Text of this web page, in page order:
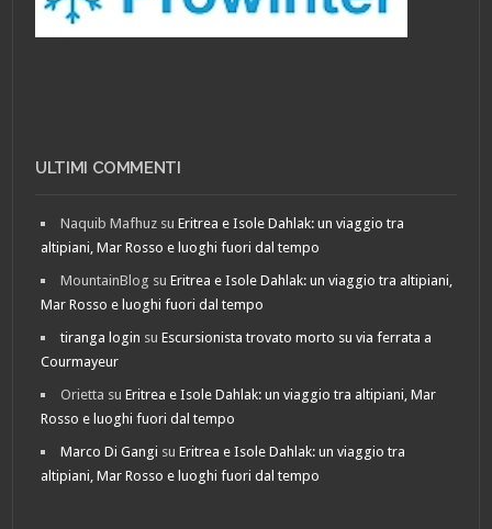
ULTIMI COMMENTI
Naquib Mafhuz suEritrea e Isole Dahlak: un viaggio tra
altipiani, Mar Rosso e luoghi fuori dal tempo
MountainBlog suEritrea e Isole Dahlak: un viaggio tra altipiani,
Mar Rosso e luoghi fuori dal tempo
tiranga login suEscursionista trovato morto su via ferrata a
Courmayeur
Orietta suEritrea e Isole Dahlak: un viaggio tra altipiani, Mar
Rosso e luoghi fuori dal tempo
Marco Di Gangi suEritrea e Isole Dahlak: un viaggio tra
altipiani, Mar Rosso e luoghi fuori dal tempo